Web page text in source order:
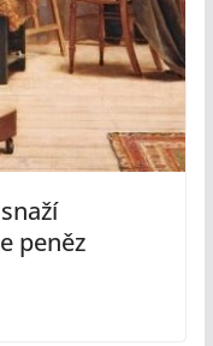
peněz